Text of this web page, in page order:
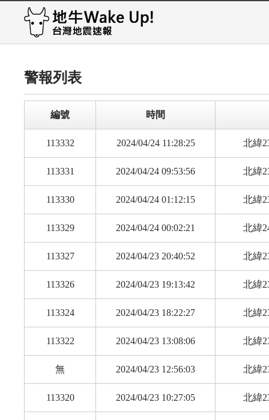
警報列表
編號 時間
113332 2024/04/24 11:28:25 北緯
113331 2024/04/24 09:53:56 北緯
113330 2024/04/24 01:12:15 北緯
113329 2024/04/24 00:02:21 北緯
113327 2024/04/23 20:40:52 北緯
113326 2024/04/23 19:13:42 北緯
113324 2024/04/23 18:22:27 北緯
113322 2024/04/23 13:08:06 北緯
無 2024/04/23 12:56:03 北緯
113320 2024/04/23 10:27:05 北緯